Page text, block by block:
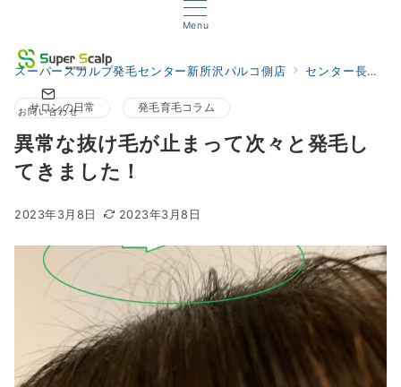
Menu
お問い合わせ
スーパースカルプ発毛センター新所沢パルコ側店 センター長の発毛サロンブログ
サロンの日常 発毛育毛コラム
異常な抜け毛が止まって次々と発毛し
てきました！
2023年3月8日 2023年3月8日